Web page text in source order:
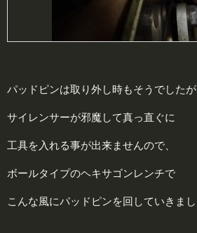
パッドピンは取り外し時もそうでしたが
サイレンサーが邪魔して真っ直ぐに
工具を入れる事が出来ませんので、
ボールタイプのヘキサゴンレンチで
こんな風にパッドピンを回していきまし